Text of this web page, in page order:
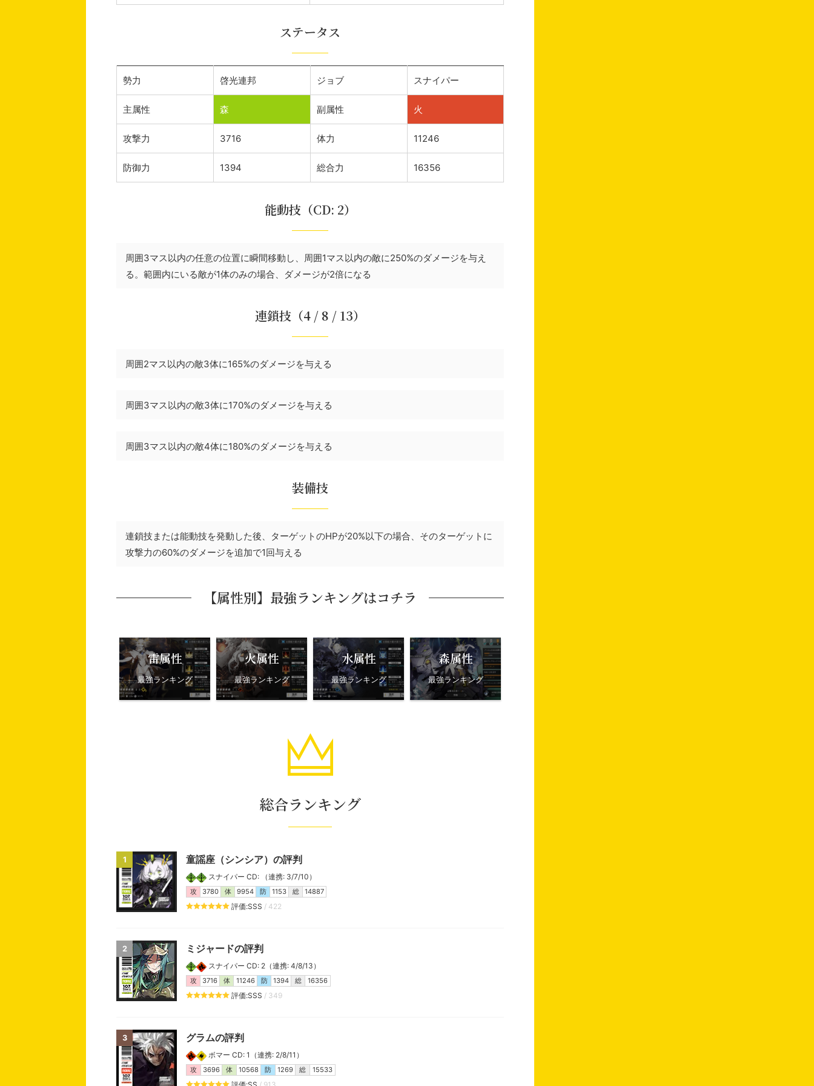
ステータス
勢力 啓光連邦 ジョブ スナイパー
主属性 森 副属性 火
攻撃力 3716 体力 11246
防御力 1394 総合力 16356
能動技（CD: 2）
周囲3マス以内の任意の位置に瞬間移動し、周囲1マス以内の敵に250%のダメージを与え
る。範囲内にいる敵が1体のみの場合、ダメージが2倍になる
連鎖技（4 / 8 / 13）
周囲2マス以内の敵3体に165%のダメージを与える
周囲3マス以内の敵3体に170%のダメージを与える
周囲3マス以内の敵4体に180%のダメージを与える
装備技
連鎖技または能動技を発動した後、ターゲットのHPが20%以下の場合、そのターゲットに
攻撃力の60%のダメージを追加で1回与える
【属性別】最強ランキングはコチラ
雷属性
最強ランキング
火属性
最強ランキング
水属性
最強ランキング
森属性
最強ランキング
総合ランキング
1 童謡座（シンシア）の評判
スナイパー CD: （連携: 3/7/10）
攻 3780 体 9954 防 1153 総 14887
評価:SSS / 422
2 ミジャードの評判
スナイパー CD: 2（連携: 4/8/13）
攻 3716 体 11246 防 1394 総 16356
評価:SSS / 349
3 グラムの評判
ボマー CD: 1（連携: 2/8/11）
攻 3696 体 10568 防 1269 総 15533